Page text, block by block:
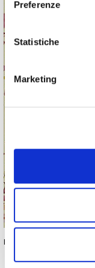
Preferenze
Statistiche
Marketing
INKXIAZ1802